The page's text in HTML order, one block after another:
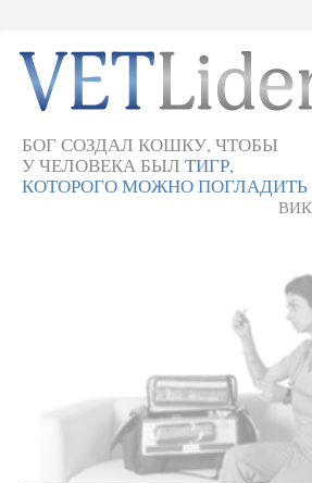
БОГ СОЗДАЛ КОШКУ, ЧТОБЫ
У ЧЕЛОВЕКА БЫЛТИГР,
КОТОРОГО МОЖНО ПОГЛАДИТЬ